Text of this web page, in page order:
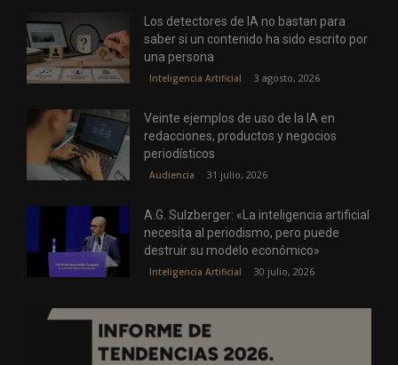
Los detectores de IA no bastan para
saber si un contenido ha sido escrito por
una persona
Inteligencia Artificial 3 agosto, 2026
Veinte ejemplos de uso de la IA en
redacciones, productos y negocios
periodísticos
Audiencia 31 julio, 2026
A.G. Sulzberger: «La inteligencia artificial
necesita al periodismo, pero puede
destruir su modelo económico»
Inteligencia Artificial 30 julio, 2026